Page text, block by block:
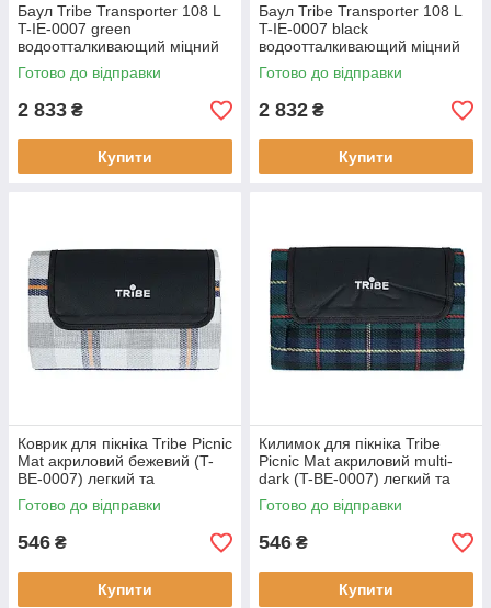
Баул Tribe Transporter 108 L
T-IE-0007 green
водоотталкивающий міцний
материал для активного
відпочинку и путешествий
Готово до відправки
2 833 ₴
Купити
Баул Tribe Transporter 108 L
T-IE-0007 black
водоотталкивающий міцний
материал об'єм 108 л для
путешествий и активного
Готово до відправки
2 832 ₴
Купити
Коврик для пікніка Tribe Picnic
Mat акриловий бежевий (T-
BE-0007) легкий та
компактний стійкий до вологи
Готово до відправки
546 ₴
Купити
Килимок для пікніка Tribe
Picnic Mat акриловий multi-
dark (T-BE-0007) легкий та
компактний
Готово до відправки
546 ₴
Купити